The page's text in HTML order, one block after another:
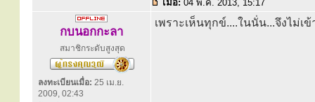
เมื่อ: 04 พ.ค. 2013, 15:17
กบนอกกะลา
สมาชิกระดับสูงสุด
ลงทะเบียนเมื่อ: 25 เม.ย.
2009, 02:43
เพราะเห็นทุกข์....ในนั่น...จึงไม่เข้